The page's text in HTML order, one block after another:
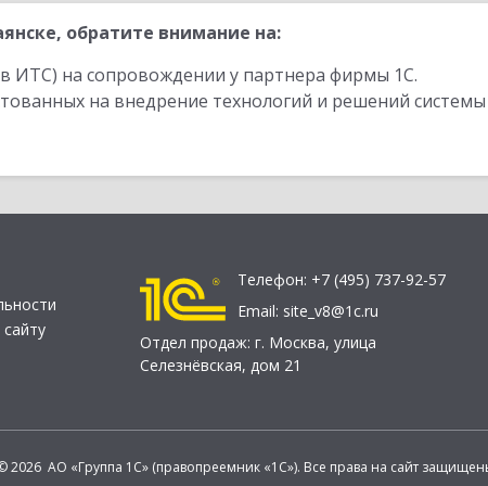
обратите внимание на:
ИТС) на сопровождении у партнера фирмы 1С.
на внедрение технологий и решений
Телефон: +7 (495) 737-92-57
Email: site_v8@1c.ru
Отдел продаж: г. Москва, улица
Селезнёвская, дом 21
2026 АО «Группа 1С» (правопреемник «1С»). Все права на сайт